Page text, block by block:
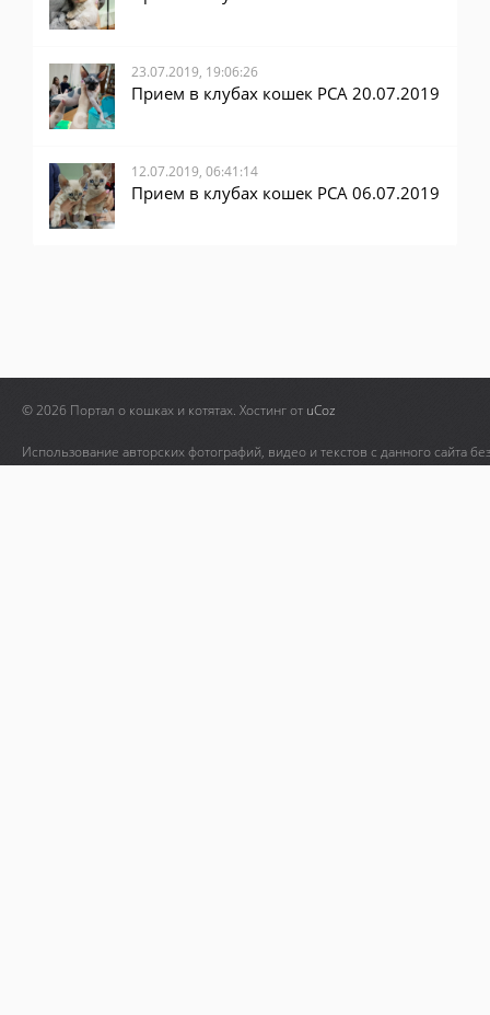
23.07.2019, 19:06:26
Прием в клубах кошек PCA 20.07.2019
12.07.2019, 06:41:14
Прием в клубах кошек PCA 06.07.2019
© 2026 Портал о кошках и котятах. Хостинг от uCoz
Использование авторских фотографий, видео и текстов с данного сайта